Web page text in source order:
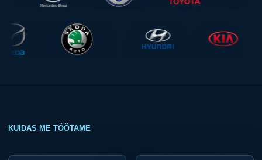
KUIDAS ME TÖÖTAME